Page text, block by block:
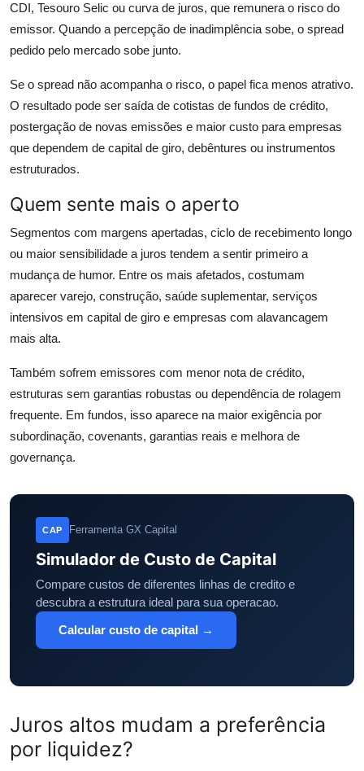
CDI, Tesouro Selic ou curva de juros, que remunera o risco do
emissor. Quando a percepção de inadimplência sobe, o spread
pedido pelo mercado sobe junto.
Se o spread não acompanha o risco, o papel fica menos atrativo.
O resultado pode ser saída de cotistas de fundos de crédito,
postergação de novas emissões e maior custo para empresas
que dependem de capital de giro, debêntures ou instrumentos
estruturados.
Quem sente mais o aperto
Segmentos com margens apertadas, ciclo de recebimento longo
ou maior sensibilidade a juros tendem a sentir primeiro a
mudança de humor. Entre os mais afetados, costumam
aparecer varejo, construção, saúde suplementar, serviços
intensivos em capital de giro e empresas com alavancagem
mais alta.
Também sofrem emissores com menor nota de crédito,
estruturas sem garantias robustas ou dependência de rolagem
frequente. Em fundos, isso aparece na maior exigência por
subordinação, covenants, garantias reais e melhora de
governança.
CAP Ferramenta GX Capital
Simulador de Custo de Capital
Compare custos de diferentes linhas de credito e
descubra a estrutura ideal para sua operacao.
Calcular custo de capital →
Juros altos mudam a preferência
por liquidez?